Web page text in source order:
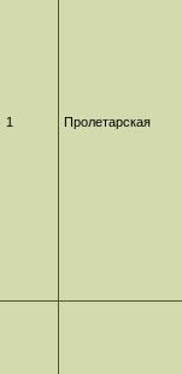
1 Пролетарская